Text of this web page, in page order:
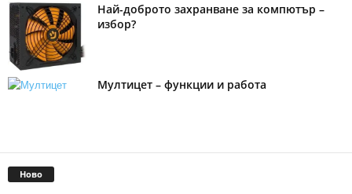
Най-доброто захранване за компютър –
избор?
Мултицет – функции и работа
Ново